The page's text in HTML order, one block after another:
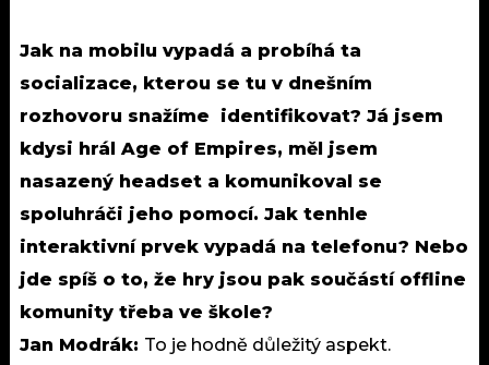
Jak na mobilu vypadá a probíhá ta
socializace, kterou se tu v dnešním
rozhovoru snažíme
identifikovat? Já jsem
kdysi hrál Age of Empires, měl jsem
nasazený headset a komunikoval se
spoluhráči jeho pomocí. Jak tenhle
interaktivní prvek vypadá na telefonu? Nebo
jde spíš o to, že hry jsou pak součástí offline
komunity třeba ve škole?
Jan Modrák: To je hodně důležitý aspekt.